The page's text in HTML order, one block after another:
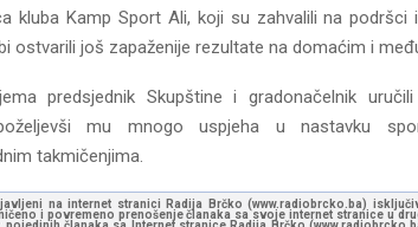
kluba Kamp Sport Ali, koji su zahvalili na
ostvarili još zapaženije rezultate na domaćim i
predsjednik Skupštine i gradonačelnik
mu mnogo uspjeha u nastavku
takmičenjima.
na internet stranici Radija Brčko (www.radiobrcko.ba)
i povremeno prenošenje članaka sa svoje internet stranice u